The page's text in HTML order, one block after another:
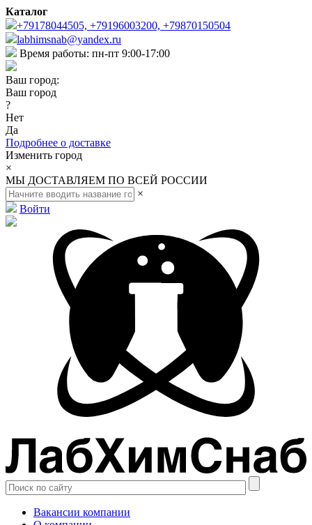
Каталог
+79178044505, +79196003200, +79870150504
labhimsnab@yandex.ru
Время работы: пн-пт 9:00-17:00
Ваш город:
Ваш город
?
Нет
Да
Подробнее о доставке
Изменить город
×
МЫ ДОСТАВЛЯЕМ ПО ВСЕЙ РОССИИ
×
Войти
Вакансии компании